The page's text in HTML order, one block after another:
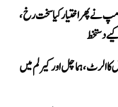
نے پھر اختیار کیا سخت رخ،
الرٹ، ہماچل اور کیرلم میں